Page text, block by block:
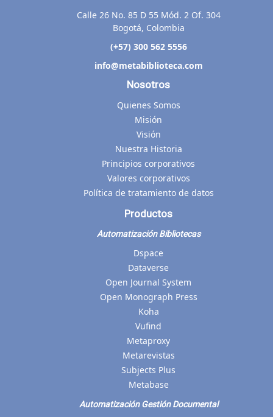
Calle 26 No. 85 D 55 Mód. 2 Of. 304
Bogotá, Colombia
(+57) 300 562 5556
info@metabiblioteca.com
Nosotros
Quienes Somos
Misión
Visión
Nuestra Historia
Principios corporativos
Valores corporativos
Política de tratamiento de datos
Productos
Automatización Bibliotecas
Dspace
Dataverse
Open Journal System
Open Monograph Press
Koha
Vufind
Metaproxy
Metarevistas
Subjects Plus
Metabase
Automatización Gestión Documental